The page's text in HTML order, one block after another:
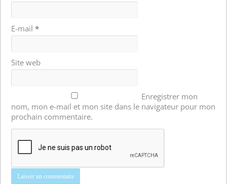
E-mail*
Site web
Enregistrer mon
nom, mon e-mail et mon site dans le navigateur pour mon
prochain commentaire.